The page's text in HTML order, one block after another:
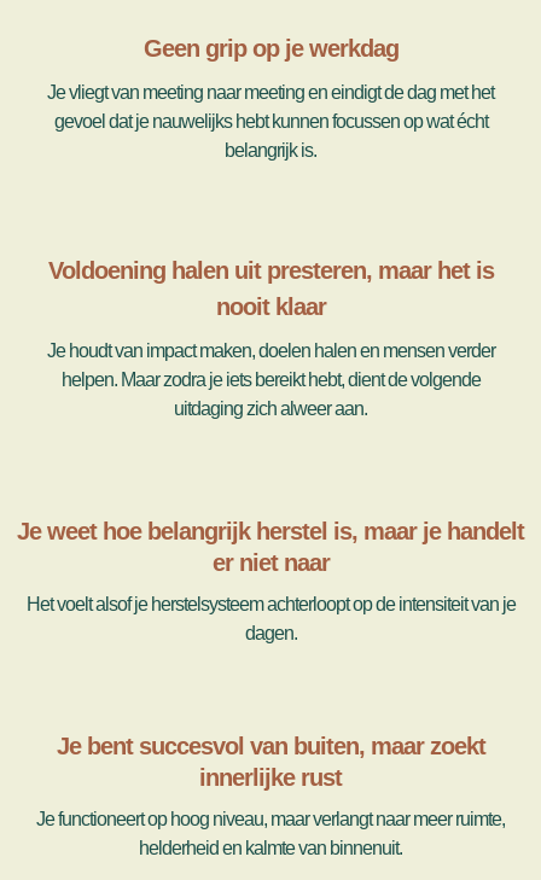
Geen grip op je werkdag
Je vliegt van meeting naar meeting en eindigt de dag met het
gevoel dat je nauwelijks hebt kunnen focussen op wat écht
belangrijk is.
Voldoening halen uit presteren, maar het is
nooit klaar
Je houdt van impact maken, doelen halen en mensen verder
helpen. Maar zodra je iets bereikt hebt, dient de volgende
uitdaging zich alweer aan.
Je weet hoe belangrijk herstel is, maar je handelt
er niet naar
Het voelt alsof je herstelsysteem achterloopt op de intensiteit van je
dagen.
Je bent succesvol van buiten, maar zoekt
innerlijke rust
Je functioneert op hoog niveau, maar verlangt naar meer ruimte,
helderheid en kalmte van binnenuit.